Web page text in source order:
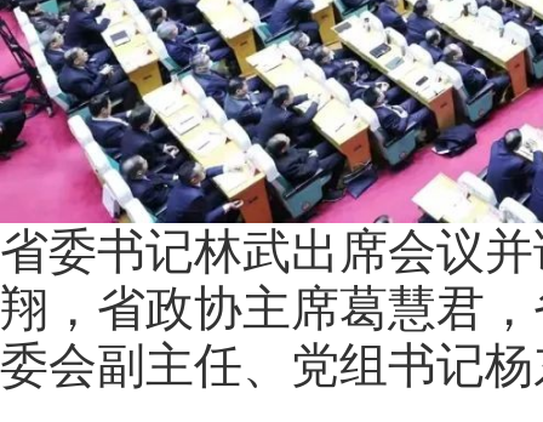
省委书记林武出席会议
翔，省政协主席葛慧君
委会副主任、党组书记